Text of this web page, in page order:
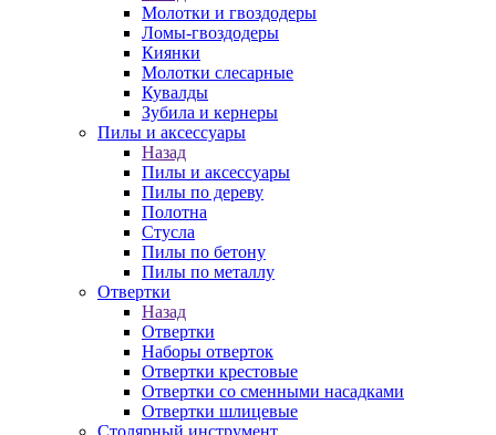
Молотки и гвоздодеры
Ломы-гвоздодеры
Киянки
Молотки слесарные
Кувалды
Зубила и кернеры
Пилы и аксессуары
Назад
Пилы и аксессуары
Пилы по дереву
Полотна
Стусла
Пилы по бетону
Пилы по металлу
Отвертки
Назад
Отвертки
Наборы отверток
Отвертки крестовые
Отвертки со сменными насадками
Отвертки шлицевые
Столярный инструмент